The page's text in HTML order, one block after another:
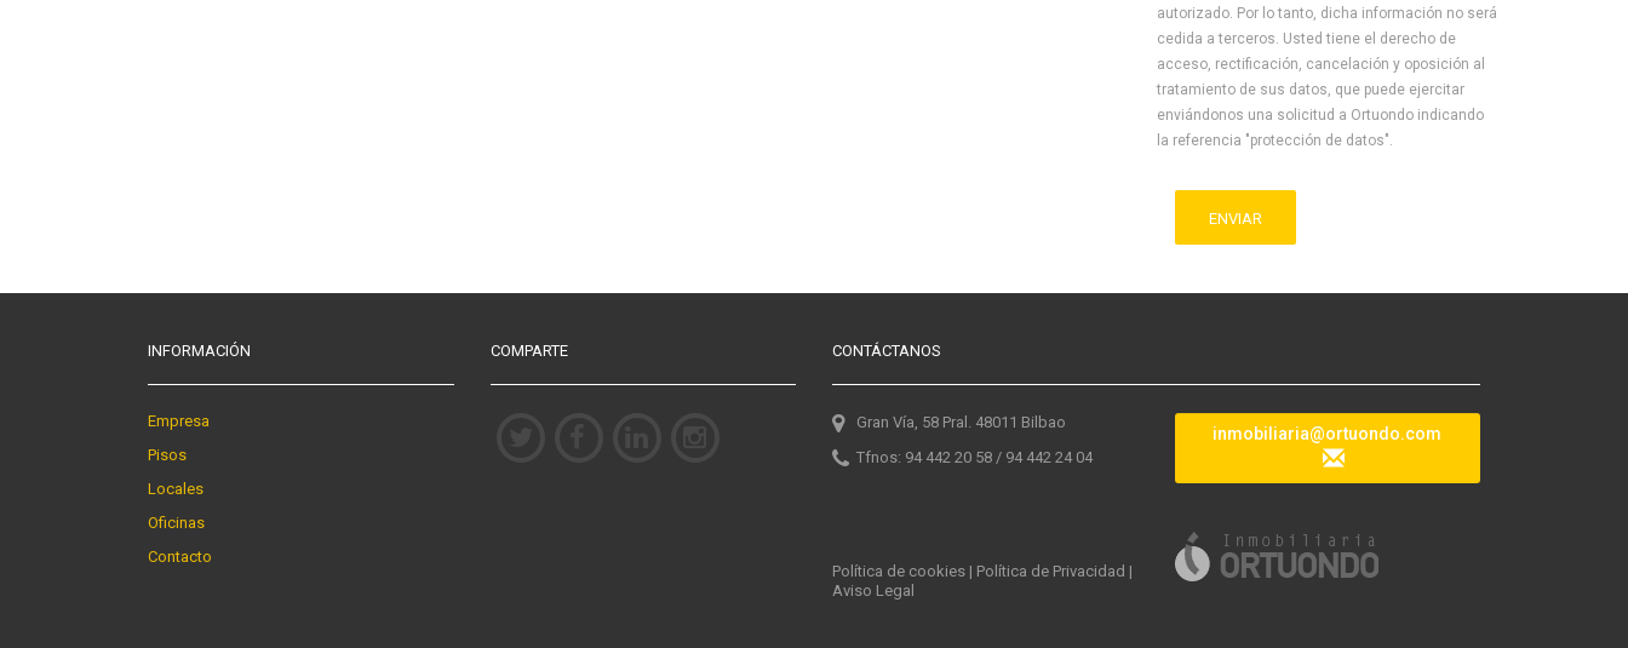
autorizado. Por lo tanto, dicha información no será
cedida a terceros. Usted tiene el derecho de
acceso, rectificación, cancelación y oposición al
tratamiento de sus datos, que puede ejercitar
enviándonos una solicitud a Ortuondo indicando
la referencia "protección de datos".
ENVIAR
INFORMACIÓN
Empresa
Pisos
Locales
Oficinas
Contacto
COMPARTE CONTÁCTANOS
Gran Vía, 58 Pral. 48011 Bilbao
Tfnos: 94 442 20 58 / 94 442 24 04
inmobiliaria@ortuondo.com
Política de cookies | Política de Privacidad |
Aviso Legal